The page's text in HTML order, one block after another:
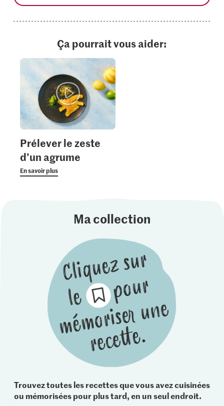
Ça pourrait vous aider:
Prélever le zeste
d’un agrume
En savoir plus
Ma collection
Trouvez toutes les recettes que vous avez cuisinées
ou mémorisées pour plus tard, en un seul endroit.